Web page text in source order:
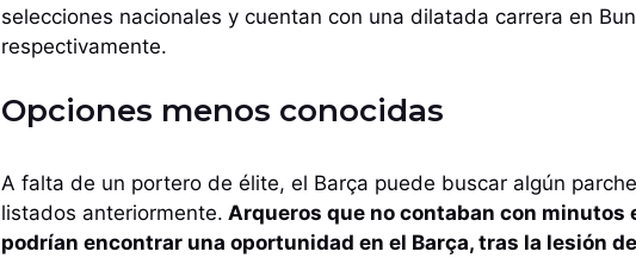
selecciones nacionales y cuentan con una dilatada carrera en
respectivamente.
Opciones menos conocidas
A falta de un portero de élite, el Barça puede buscar algún
listados anteriormente. Arqueros que no contaban con minutos
podrían encontrar una oportunidad en el Barça, tras la lesión